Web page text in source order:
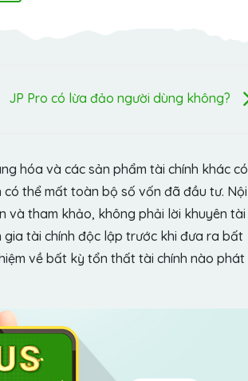
JP Pro có lừa đảo người dùng không?
hóa và các sản phẩm tài chính khác có
thể mất toàn bộ số vốn đã đầu tư. Nội
và tham khảo, không phải lời khuyên tài
tài chính độc lập trước khi đưa ra bất
về bất kỳ tổn thất tài chính nào phát